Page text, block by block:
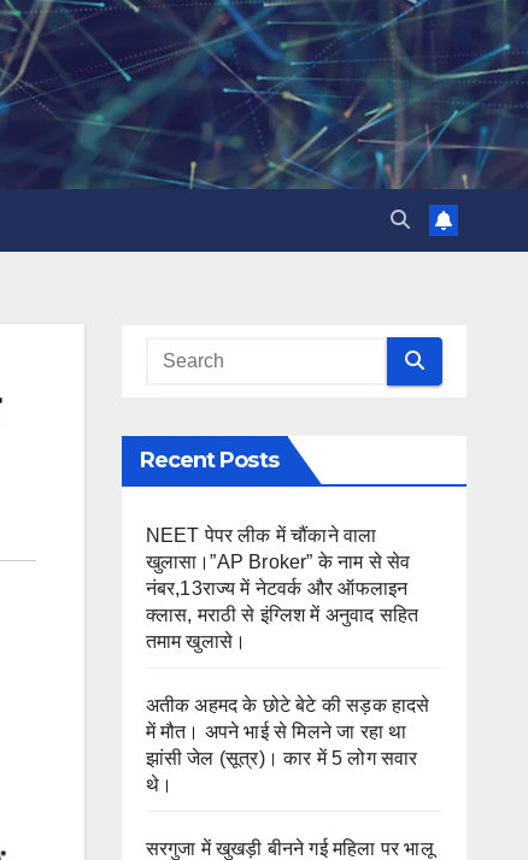
Recent Posts
NEET पेपर लीक में चौंकाने वाला
खुलासा।”AP Broker” के नाम से सेव
नंबर,13राज्य में नेटवर्क और ऑफलाइन
क्लास, मराठी से इंग्लिश में अनुवाद सहित
तमाम खुलासे।
अतीक अहमद के छोटे बेटे की सड़क हादसे
में मौत। अपने भाई से मिलने जा रहा था
झांसी जेल (सूत्र)। कार में 5 लोग सवार
थे।
सरगुजा में खुखड़ी बीनने गई महिला पर भालू